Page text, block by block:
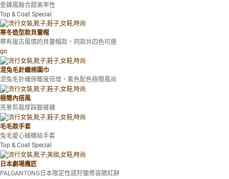
垂鍊風融合甜美率性
Top & Coat Special
寒冬造型款貝蕾帽
帶有復古風情的貝蕾帽款，同款共四色可選
go
混兔毛針織棉圍巾
混兔毛針織保暖度倍增，素色配色極簡風尚
極簡內搭風
亮蔥剪裁厚踩腳褲襪
毛毛款手套
兔毛愛心蝴蝶結手套
Top & Coat Special
日本劇場魔匠
PALGANTONG日本限定性感狩獵修容腮紅餅